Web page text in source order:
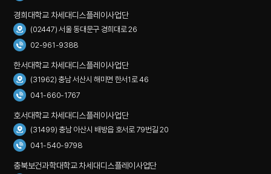
경희대학교 차세대디스플레이사업단
(02447) 서울 동대문구 경희대로 26
02-961-9388
한서대학교 차세대디스플레이사업단
(31962) 충남 서산시 해미면 한서1로 46
041-660-1767
호서대학교 차세대디스플레이사업단
(31499) 충남 아산시 배방읍 호서로 79번길 20
041-540-9798
충북보건과학대학교 차세대디스플레이사업단